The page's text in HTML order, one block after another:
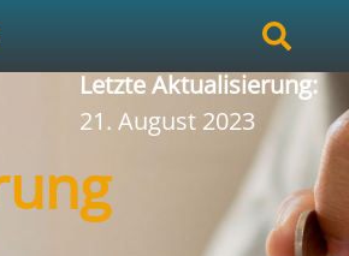
Letzte Aktualisierung:
21. August 2023